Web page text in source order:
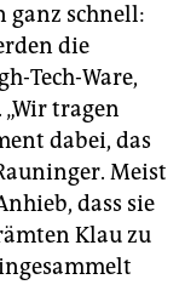
ganz schnell:
die
Tech-Ware,
tragen
dabei, das
Meist
dass sie
Klau zu